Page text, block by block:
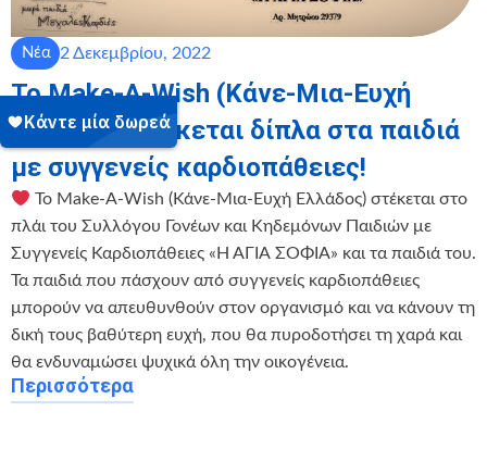
Νέα 2 Δεκεμβρίου, 2022
To Make-A-Wish (Κάνε-Μια-Ευχή
Ελλάδος) στέκεται δίπλα στα παιδιά
με συγγενείς καρδιοπάθειες!
Το Make-A-Wish (Κάνε-Μια-Ευχή Ελλάδος) στέκεται στο
πλάι του Συλλόγου Γονέων και Κηδεμόνων Παιδιών με
Συγγενείς Καρδιοπάθειες «Η ΑΓΙΑ ΣΟΦΙΑ» και τα παιδιά του.
Τα παιδιά που πάσχουν από συγγενείς καρδιοπάθειες
μπορούν να απευθυνθούν στον οργανισμό και να κάνουν τη
δική τους βαθύτερη ευχή, που θα πυροδοτήσει τη χαρά και
θα ενδυναμώσει ψυχικά όλη την οικογένεια.
Περισσότερα